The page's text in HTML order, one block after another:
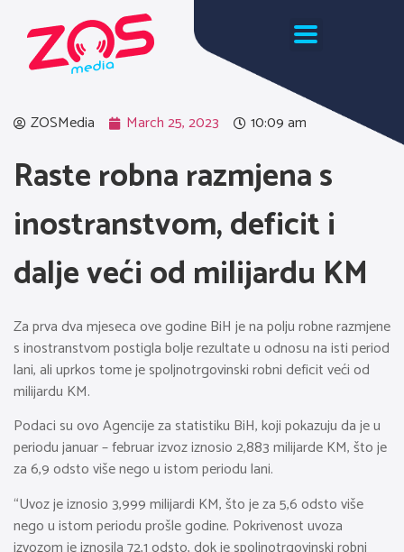
ZOSMedia March 25, 2023 10:09 am
Raste robna razmjena s
inostranstvom, deficit i
dalje veći od milijardu KM
Za prva dva mjeseca ove godine BiH je na polju robne razmjene
s inostranstvom postigla bolje rezultate u odnosu na isti period
lani, ali uprkos tome je spoljnotrgovinski robni deficit veći od
milijardu KM.
Podaci su ovo Agencije za statistiku BiH, koji pokazuju da je u
periodu januar – februar izvoz iznosio 2,883 milijarde KM, što je
za 6,9 odsto više nego u istom periodu lani.
“Uvoz je iznosio 3,999 milijardi KM, što je za 5,6 odsto više
nego u istom periodu prošle godine. Pokrivenost uvoza